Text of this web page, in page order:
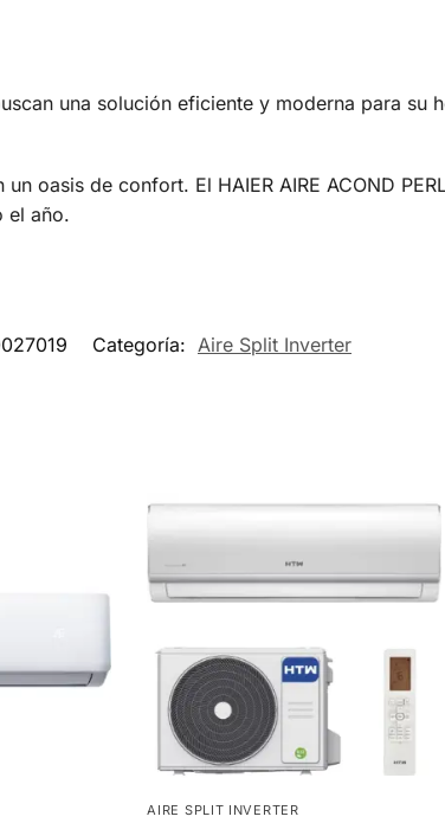
una solución eficiente y moderna para su
oasis de confort. El HAIER AIRE ACOND
el año.
Categoría: Aire Split Inverter
AIRE SPLIT INVERTER